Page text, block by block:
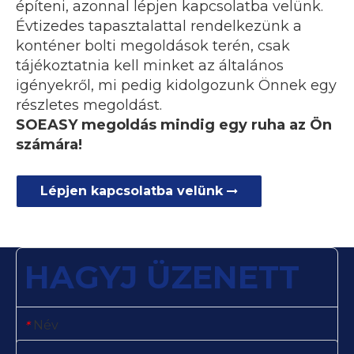
építeni, azonnal lépjen kapcsolatba velünk.
Évtizedes tapasztalattal rendelkezünk a
konténer bolti megoldások terén, csak
tájékoztatnia kell minket az általános
igényekről, mi pedig kidolgozunk Önnek egy
részletes megoldást.
SOEASY megoldás mindig egy ruha az Ön
számára!
Lépjen kapcsolatba velünk
HAGYJ ÜZENETT
* Név